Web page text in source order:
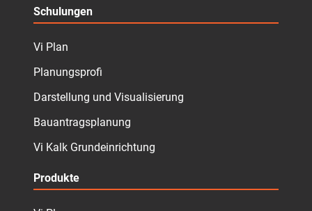
Produkte
Schulungen
Vi Plan
Planungsprofi
Darstellung und Visualisierung
Bauantragsplanung
Vi Kalk Grundeinrichtung